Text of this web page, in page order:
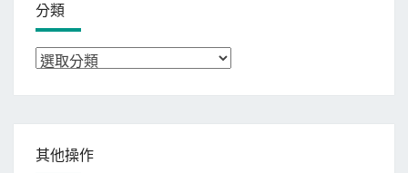
分類
分
其他操作